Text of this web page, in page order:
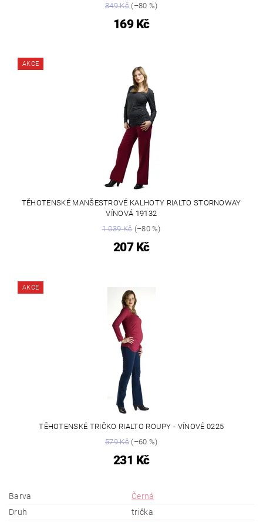
849 Kč(–80 %)
169 Kč
AKCE
TĚHOTENSKÉ MANŠESTROVÉ KALHOTY RIALTO STORNOWAY
VÍNOVÁ 19132
1 039 Kč(–80 %)
207 Kč
AKCE
TĚHOTENSKÉ TRIČKO RIALTO ROUPY - VÍNOVÉ 0225
579 Kč(–60 %)
231 Kč
Barva
Černá
Druh
trička